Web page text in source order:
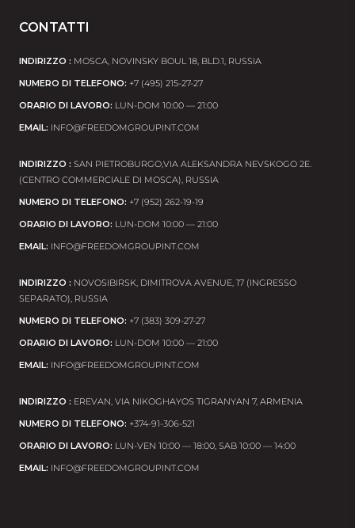
CONTATTI
INDIRIZZO : MOSCA, NOVINSKY BOUL 18, BLD.1, RUSSIA
NUMERO DI TELEFONO: +7 (495) 215-27-27
ORARIO DI LAVORO: LUN-DOM 10:00 — 21:00
EMAIL: INFO@FREEDOMGROUPINT.COM
INDIRIZZO : SAN PIETROBURGO,VIA ALEKSANDRA NEVSKOGO 2E.
(CENTRO COMMERCIALE DI MOSCA), RUSSIA
NUMERO DI TELEFONO: +7 (952) 262-19-19
ORARIO DI LAVORO: LUN-DOM 10:00 — 21:00
EMAIL: INFO@FREEDOMGROUPINT.COM
INDIRIZZO : NOVOSIBIRSK, DIMITROVA AVENUE, 17 (INGRESSO
SEPARATO), RUSSIA
NUMERO DI TELEFONO: +7 (383) 309-27-27
ORARIO DI LAVORO: LUN-DOM 10:00 — 21:00
EMAIL: INFO@FREEDOMGROUPINT.COM
INDIRIZZO : EREVAN, VIA NIKOGHAYOS TIGRANYAN 7, ARMENIA
NUMERO DI TELEFONO: +374-91-306-521
ORARIO DI LAVORO: LUN-VEN 10:00 — 18:00, SAB 10:00 — 14:00
EMAIL: INFO@FREEDOMGROUPINT.COM